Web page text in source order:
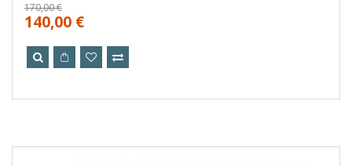
170,00 €
140,00 €